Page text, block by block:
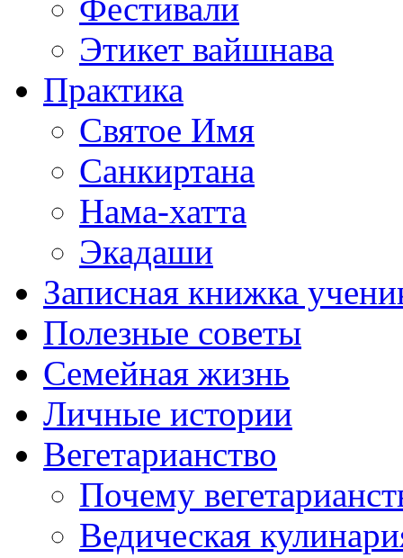
Фестивали
Этикет вайшнава
Практика
Святое Имя
Санкиртана
Нама-хатта
Экадаши
Записная книжка
Полезные советы
Семейная жизнь
Личные истории
Вегетарианство
Почему
Ведическая